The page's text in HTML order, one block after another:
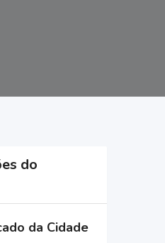
do
da Cidade